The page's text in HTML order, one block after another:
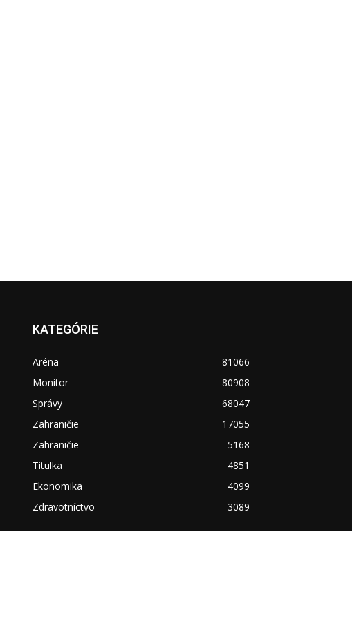
KATEGÓRIE
Aréna
81066
Monitor
80908
Správy
68047
Zahraničie
17055
Zahraničie
5168
Titulka
4851
Ekonomika
4099
Zdravotníctvo
3089